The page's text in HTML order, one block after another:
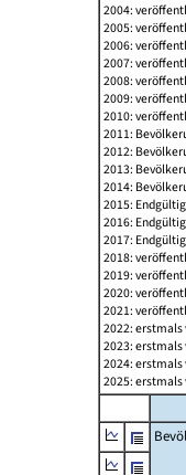
2004:
2005:
2006:
2007:
2008:
2009:
2010:
2011:
2012:
2013:
2014:
2015:
2016:
2017:
2018:
2019:
2020:
2021:
2022:
2023:
2024:
2025: